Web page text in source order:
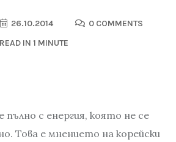
26.10.2014
0 COMMENTS
READ IN 1 MINUTE
с енергия, която не се
Това е мнението на корейски